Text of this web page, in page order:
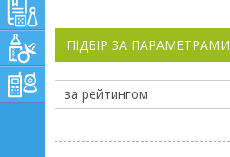
ПІДБІР ЗА ПАРАМЕТРАМИ
за рейтингом